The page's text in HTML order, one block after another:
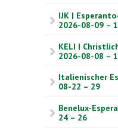
IJK |
2026-08-09 –
KELI |
2026-08-08 –
Italienischer
08-22 – 29
Benelux-
24 – 26